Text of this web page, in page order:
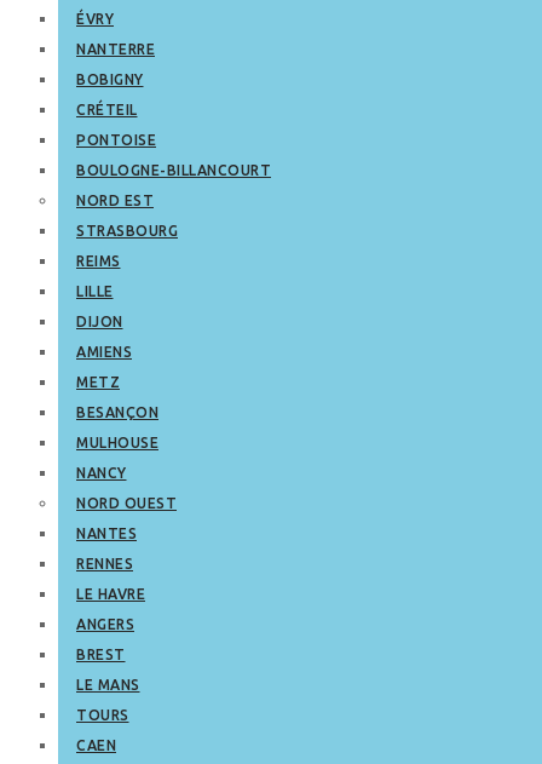
ÉVRY
NANTERRE
BOBIGNY
CRÉTEIL
PONTOISE
BOULOGNE-BILLANCOURT
NORD EST
STRASBOURG
REIMS
LILLE
DIJON
AMIENS
METZ
BESANÇON
MULHOUSE
NANCY
NORD OUEST
NANTES
RENNES
LE HAVRE
ANGERS
BREST
LE MANS
TOURS
CAEN